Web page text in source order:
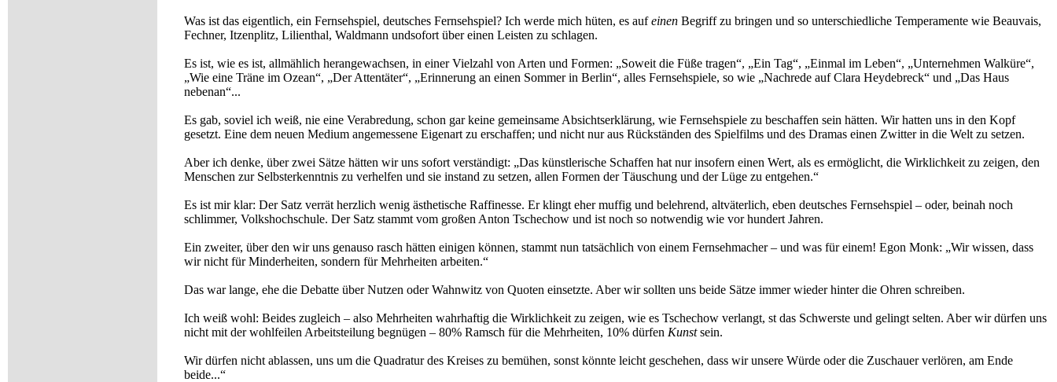
Was ist das eigentlich, ein Fernsehspiel, deutsches Fernsehspiel? Ich werde mich hüten, es aufeinen Begriff zu bringen und so unterschiedliche Temperamente wie Beauvais,
Fechner, Itzenplitz, Lilienthal, Waldmann undsofort über einen Leisten zu schlagen.
Es ist, wie es ist, allmählich herangewachsen, in einer Vielzahl von Arten und Formen: „Soweit die Füße tragen“, „Ein Tag“, „Einmal im Leben“, „Unternehmen Walküre“,
„Wie eine Träne im Ozean“, „Der Attentäter“, „Erinnerung an einen Sommer in Berlin“, alles Fernsehspiele, so wie „Nachrede auf Clara Heydebreck“ und „Das Haus
nebenan“...
Es gab, soviel ich weiß, nie eine Verabredung, schon gar keine gemeinsame Absichtserklärung, wie Fernsehspiele zu beschaffen sein hätten. Wir hatten uns in den Kopf
gesetzt. Eine dem neuen Medium angemessene Eigenart zu erschaffen; und nicht nur aus Rückständen des Spielfilms und des Dramas einen Zwitter in die Welt zu setzen.
Aber ich denke, über zwei Sätze hätten wir uns sofort verständigt: „Das künstlerische Schaffen hat nur insofern einen Wert, als es ermöglicht, die Wirklichkeit zu zeigen, den
Menschen zur Selbsterkenntnis zu verhelfen und sie instand zu setzen, allen Formen der Täuschung und der Lüge zu entgehen.“
Es ist mir klar: Der Satz verrät herzlich wenig ästhetische Raffinesse. Er klingt eher muffig und belehrend, altväterlich, eben deutsches Fernsehspiel – oder, beinah noch
schlimmer, Volkshochschule. Der Satz stammt vom großen Anton Tschechow und ist noch so notwendig wie vor hundert Jahren.
Ein zweiter, über den wir uns genauso rasch hätten einigen können, stammt nun tatsächlich von einem Fernsehmacher – und was für einem! Egon Monk: „Wir wissen, dass
wir nicht für Minderheiten, sondern für Mehrheiten arbeiten.“
Das war lange, ehe die Debatte über Nutzen oder Wahnwitz von Quoten einsetzte. Aber wir sollten uns beide Sätze immer wieder hinter die Ohren schreiben.
Ich weiß wohl: Beides zugleich – also Mehrheiten wahrhaftig die Wirklichkeit zu zeigen, wie es Tschechow verlangt, st das Schwerste und gelingt selten. Aber wir dürfen uns
nicht mit der wohlfeilen Arbeitsteilung begnügen – 80% Ramsch für die Mehrheiten, 10% dürfen Kunstsein.
Wir dürfen nicht ablassen, uns um die Quadratur des Kreises zu bemühen, sonst könnte leicht geschehen, dass wir unsere Würde oder die Zuschauer verlören, am Ende
beide...“